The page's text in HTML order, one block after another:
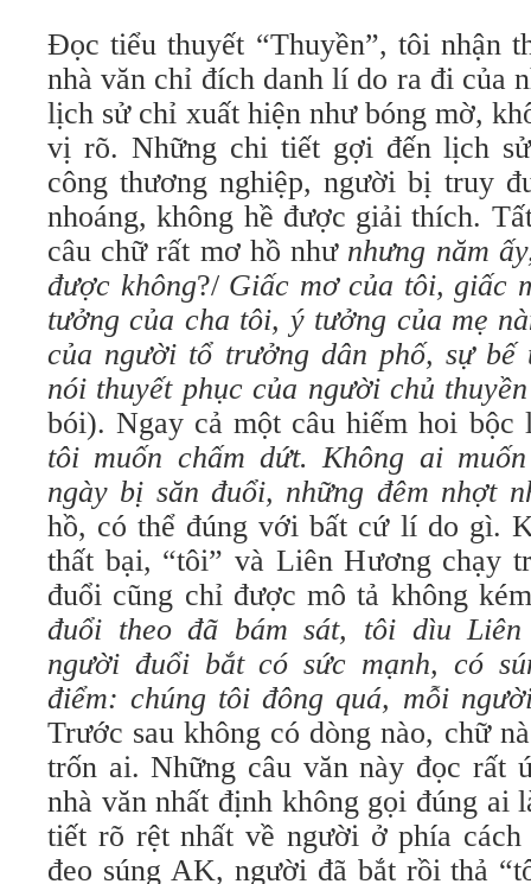
Đọc tiểu thuyết “Thuyền”, tôi nhận
nhà văn chỉ đích danh lí do ra đi của
lịch sử chỉ xuất hiện như bóng mờ,
vị rõ. Những chi tiết gợi đến lịch
công thương nghiệp, người bị truy
nhoáng, không hề được giải thích.
câu chữ rất mơ hồ như nhưng năm
được không?/ Giấc mơ của tôi, giấc
tưởng của cha tôi, ý tưởng của mẹ
của người tổ trưởng dân phố, sự
nói thuyết phục của người chủ
bói). Ngay cả một câu hiếm hoi
tôi muốn chấm dứt. Không ai
ngày bị săn đuổi, những đêm nhợt
hồ, có thể đúng với bất cứ lí do gì.
thất bại, “tôi” và Liên Hương chạy
đuổi cũng chỉ được mô tả không
đuổi theo đã bám sát, tôi dìu Liên
người đuổi bắt có sức mạnh, có
điểm: chúng tôi đông quá, mỗi
Trước sau không có dòng nào, chữ
trốn ai. Những câu văn này đọc rất
nhà văn nhất định không gọi đúng ai
tiết rõ rệt nhất về người ở phía cách
đeo súng AK, người đã bắt rồi thả